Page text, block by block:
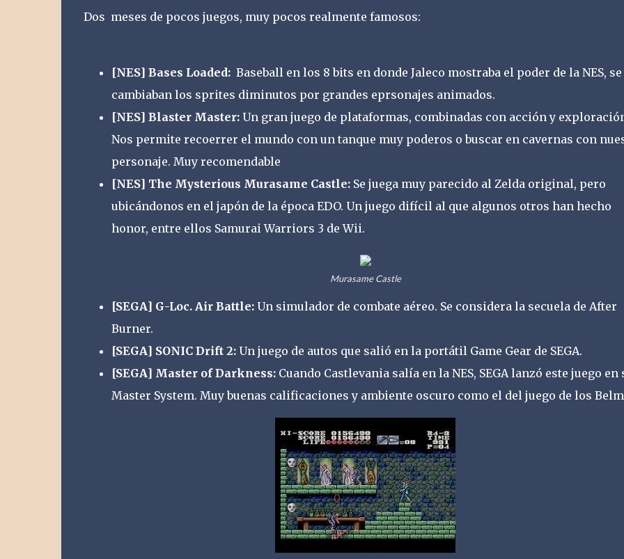
Dos meses de pocos juegos, muy pocos realmente famosos:
[NES] Bases Loaded:Baseball en los 8 bits en donde Jaleco mostraba el poder de la NES, se
cambiaban los sprites diminutos por grandes eprsonajes animados.
[NES] Blaster Master:Un gran juego de plataformas, combinadas con acción y
Nos permite recoerrer el mundo con un tanque muy poderos o buscar en cavernas con
personaje. Muy recomendable
[NES] The Mysterious Murasame Castle:Se juega muy parecido al Zelda original, pero
ubicándonos en el japón de la época EDO. Un juego difícil al que algunos otros han hecho
honor, entre ellos Samurai Warriors 3 de Wii.
Murasame Castle
[SEGA] G-Loc. Air Battle:Un simulador de combate aéreo. Se considera la secuela de After
Burner.
[SEGA] SONIC Drift 2:Un juego de autos que salió en la portátil Game Gear de SEGA.
[SEGA] Master of Darkness:Cuando Castlevania salía en la NES, SEGA lanzó este juego en
Master System. Muy buenas calificaciones y ambiente oscuro como el del juego de los